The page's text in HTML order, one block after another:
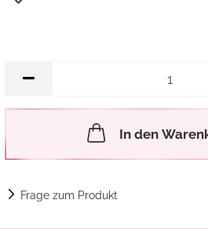
In den
Frage zum Produkt